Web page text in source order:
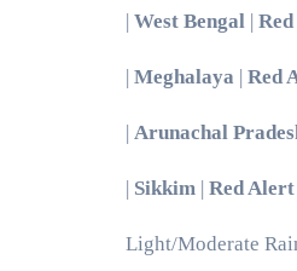
West Bengal
Meghalaya Red
Arunachal
Sikkim Red Alert
Light/Moderate